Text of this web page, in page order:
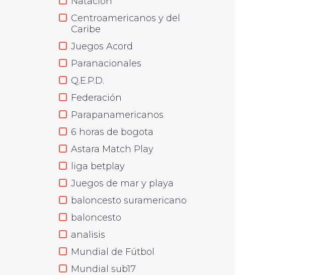
Centroamericanos y del
Caribe
Juegos Acord
Paranacionales
Q.E.P.D.
Federación
Parapanamericanos
6 horas de bogota
Astara Match Play
liga betplay
Juegos de mar y playa
baloncesto suramericano
baloncesto
analisis
Mundial de Fútbol
Mundial sub17